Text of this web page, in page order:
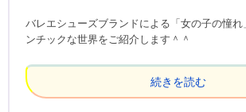
バレエシューズブランドによる「女の子の憧れ
ンチックな世界をご紹介します＾＾
続きを読む